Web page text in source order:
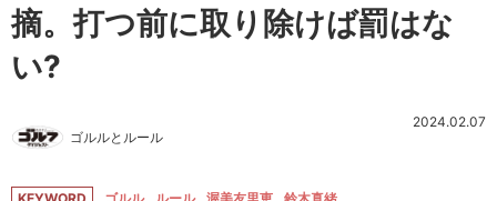
摘。打つ前に取り除けば罰はな
い?
ゴルルとルール
2024.02.07